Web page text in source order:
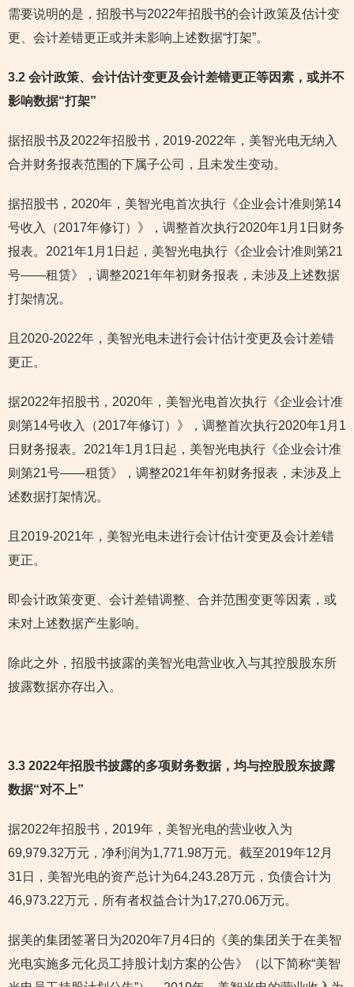
需要说明的是，招股书与2022年招股书的会计政策及估计变
更、会计差错更正或并未影响上述数据“打架”。
3.2 会计政策、会计估计变更及会计差错更正等因素，或并不
影响数据“打架”
据招股书及2022年招股书，2019-2022年，美智光电无纳入
合并财务报表范围的下属子公司，且未发生变动。
据招股书，2020年，美智光电首次执行《企业会计准则第14
号收入（2017年修订）》，调整首次执行2020年1月1日财务
报表。2021年1月1日起，美智光电执行《企业会计准则第21
号——租赁》，调整2021年年初财务报表，未涉及上述数据
打架情况。
且2020-2022年，美智光电未进行会计估计变更及会计差错
更正。
据2022年招股书，2020年，美智光电首次执行《企业会计准
则第14号收入（2017年修订）》，调整首次执行2020年1月1
日财务报表。2021年1月1日起，美智光电执行《企业会计准
则第21号——租赁》，调整2021年年初财务报表，未涉及上
述数据打架情况。
且2019-2021年，美智光电未进行会计估计变更及会计差错
更正。
即会计政策变更、会计差错调整、合并范围变更等因素，或
未对上述数据产生影响。
除此之外，招股书披露的美智光电营业收入与其控股股东所
披露数据亦存出入。
3.3 2022年招股书披露的多项财务数据，均与控股股东披露
数据“对不上”
据2022年招股书，2019年，美智光电的营业收入为
69,979.32万元，净利润为1,771.98万元。截至2019年12月
31日，美智光电的资产总计为64,243.28万元，负债合计为
46,973.22万元，所有者权益合计为17,270.06万元。
据美的集团签署日为2020年7月4日的《美的集团关于在美智
光电实施多元化员工持股计划方案的公告》（以下简称“美智